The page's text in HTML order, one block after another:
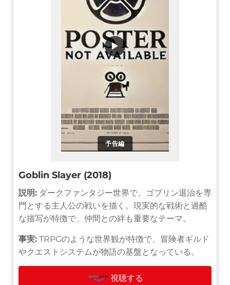
予告編
▶
Goblin Slayer (2018)
説明: ダークファンタジー世界で、ゴブリン退治を専
門とする主人公の戦いを描く。現実的な戦術と過酷
な描写が特徴で、仲間との絆も重要なテーマ。
事実: TRPGのような世界観が特徴で、冒険者ギルド
やクエストシステムが物語の基盤となっている。
視聴する